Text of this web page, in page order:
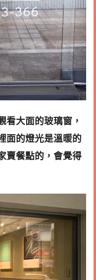
看大面的玻璃窗，
面的燈光是溫暖的
賣餐點的，會覺得